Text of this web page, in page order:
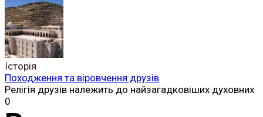
Історія
Походження та віровчення друзів
Релігія друзів належить до найзагадковіших духовних
0